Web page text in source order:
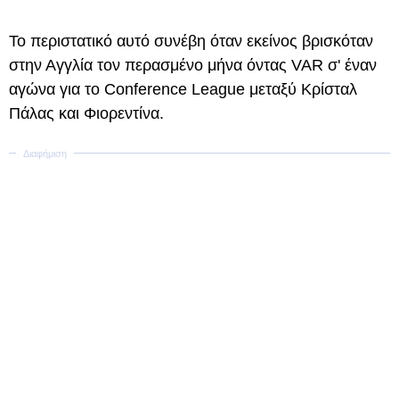
Το περιστατικό αυτό συνέβη όταν εκείνος βρισκόταν
στην Αγγλία τον περασμένο μήνα όντας VAR σ' έναν
αγώνα για το Conference League μεταξύ Κρίσταλ
Πάλας και Φιορεντίνα.